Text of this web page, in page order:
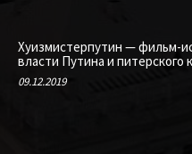
Хуизмистерпутин — фильм-
власти Путина и питерского
09.12.2019